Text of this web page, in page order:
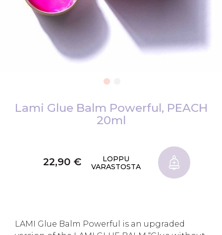
Lami Glue Balm Powerful, PEACH
20ml
22,90 €
LOPPU
VARASTOSTA
LAMI Glue Balm Powerful is an upgraded